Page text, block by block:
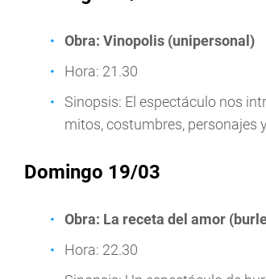
Obra: Vinopolis (unipersonal)
Hora: 21.30
Sinopsis: El espectáculo nos
mitos, costumbres, personajes
Domingo 19/03
Obra: La receta del amor
Hora: 22.30